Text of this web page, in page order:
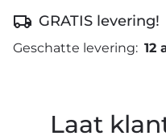
GRATIS levering!
Geschatte levering: 12
Laat